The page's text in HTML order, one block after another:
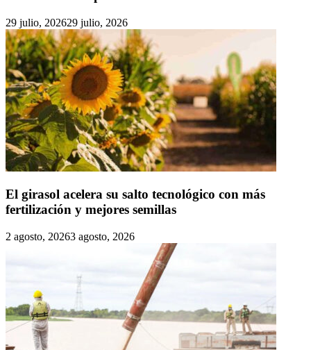
29 julio, 202629 julio, 2026
El girasol acelera su salto tecnológico con más
fertilización y mejores semillas
2 agosto, 20263 agosto, 2026